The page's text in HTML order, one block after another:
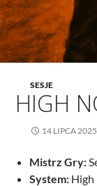
SESJE
HIGH
14 LIPCA 2025
Mistrz Gry:
System: High